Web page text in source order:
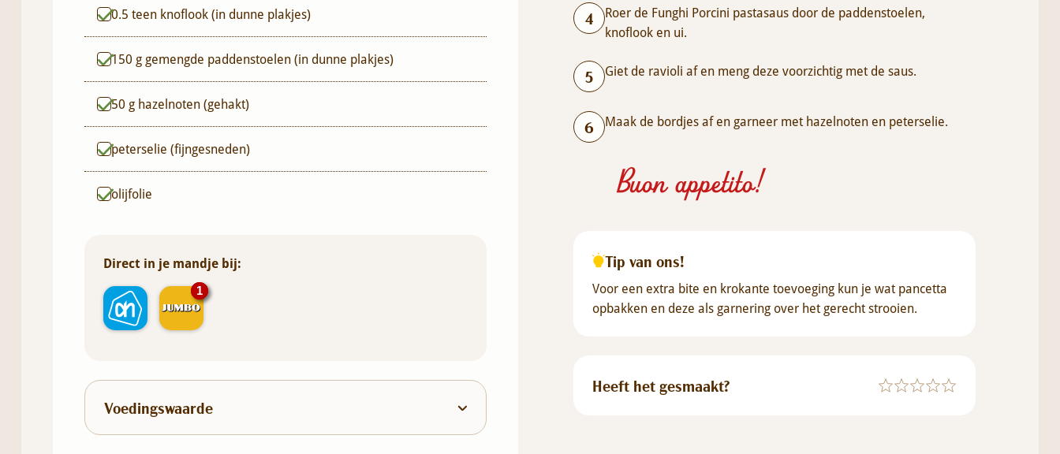
0.5 teen knoflook (in dunne plakjes)
150 g gemengde paddenstoelen (in dunne plakjes)
50 g hazelnoten (gehakt)
peterselie (fijngesneden)
olijfolie
Direct in je mandje bij:
1
1
Voedingswaarde
Roer de Funghi Porcini pastasaus door de paddenstoelen,
knoflook en ui.
Giet de ravioli af en meng deze voorzichtig met de saus.
Maak de bordjes af en garneer met hazelnoten en peterselie.
Buon appetito!
Tip van ons!
Voor een extra bite en krokante toevoeging kun je wat pancetta
opbakken en deze als garnering over het gerecht strooien.
Heeft het gesmaakt?